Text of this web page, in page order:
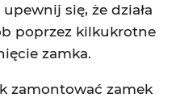
się, że działa
poprzez kilkukrotne
zamka.
zamontować zamek